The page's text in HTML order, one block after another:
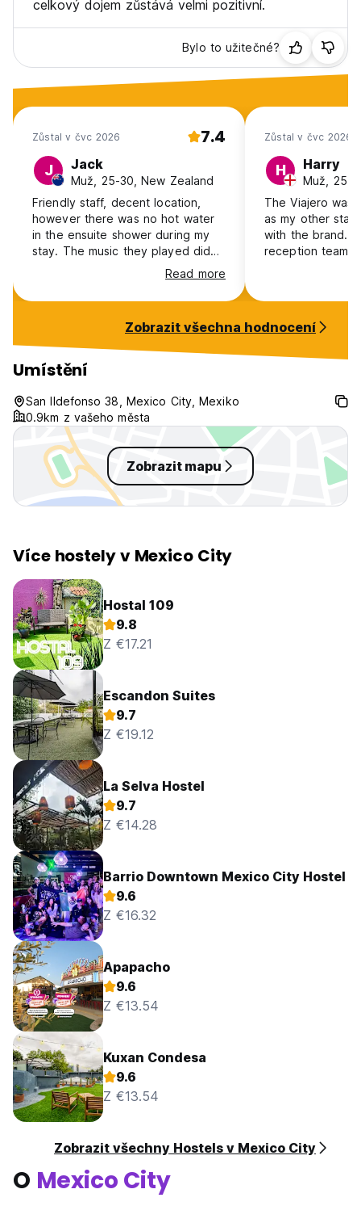
celkový dojem zůstává velmi pozitivní.
Bylo to užitečné?
Zůstal v čvc 2026 7.4
J Jack
Muž, 25-30, New Zealand
Friendly staff, decent location,
however there was no hot water
in the ensuite shower during my
stay. The music they played did
get a bit annoying when you
wanted to just chill in bed or get
an early night. Also the lockers
Read more
Zůstal v čvc 2026
H Harry
Muž, 25-
The Viajero was
as my other
with the brand.
reception team
place. The city
Zobrazit všechna hodnocení
Umístění
San Ildefonso 38, Mexico City, Mexiko
0.9km z vašeho města
Zobrazit mapu
Více hostely v Mexico City
Hostal 109
9.8
Z €17.21
Escandon Suites
9.7
Z €19.12
La Selva Hostel
9.7
Z €14.28
Barrio Downtown Mexico City Hostel
9.6
Z €16.32
Apapacho
9.6
Z €13.54
Kuxan Condesa
9.6
Z €13.54
Zobrazit všechny Hostels v Mexico City
O Mexico City